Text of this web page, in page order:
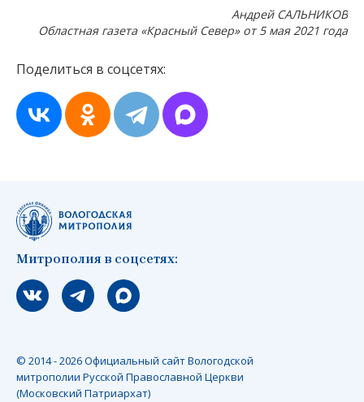
Андрей САЛЬНИКОВ
Областная газета «Красный Север» от 5 мая 2021 года
Поделиться в соцсетях:
Митрополия в соцсетях:
Мы вконтакте
Мы в telegram
Мы в Макс
© 2014 - 2026 Официальный сайт Вологодской
митрополии Русской Православной Церкви
(Московский Патриархат)